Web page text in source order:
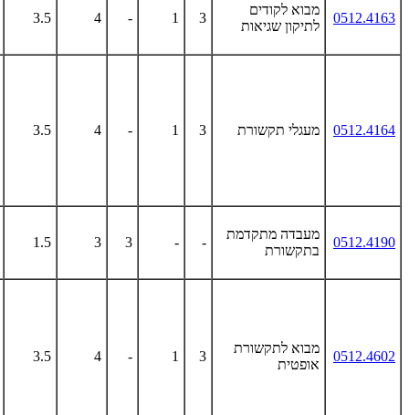
0512.4163
מבוא לקודים
לתיקון שגיאות
3
1
-
4
3.5
0512.4164 מעגלי תקשורת 3
1
-
4
3.5
0512.4190
מעבדה מתקדמת
בתקשורת
-
-
3
3
1.5
0512.4602
מבוא לתקשורת
אופטית
3
1
-
4
3.5